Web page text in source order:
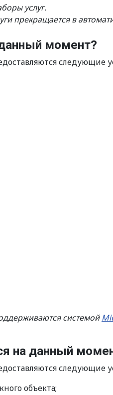
услуг.
прекращается в
момент?
следующие
системой
на данный
следующие
объекта;